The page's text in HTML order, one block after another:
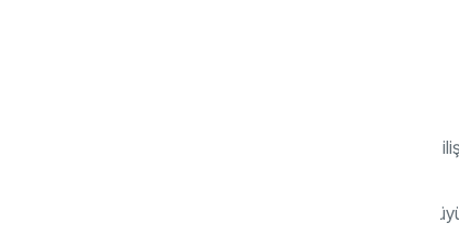
Kendi başına durabilme, karar verebilme,
Bu evreler sağlıklı desteklenmezse kişi